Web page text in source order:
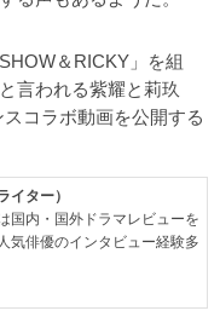
＆RICKY」を組
言われる紫耀と莉玖
コラボ動画を公開する
イター）
国内・国外ドラマレビューを
気俳優のインタビュー経験多